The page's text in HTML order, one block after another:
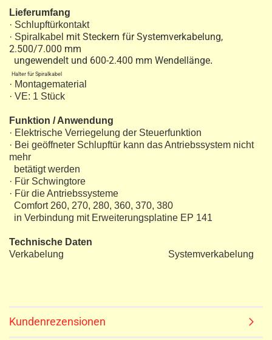
Lieferumfang
· Schlupftürkontakt
· Spiralkabel mit Steckern für Systemverkabelung,
2.500/7.000 mm
ungewendelt und 600-2.400 mm Wendellänge.
Halter für Spiralkabel
· Montagematerial
· VE: 1 Stück
Funktion / Anwendung
· Elektrische Verriegelung der Steuerfunktion
· Bei geöffneter Schlupftür kann das Antriebssystem nicht
mehr
betätigt werden
· Für Schwingtore
· Für die Antriebssysteme
Comfort 260, 270, 280, 360, 370, 380
in Verbindung mit Erweiterungsplatine EP 141
Technische Daten
Verkabelung Systemverkabelung
Kundenrezensionen